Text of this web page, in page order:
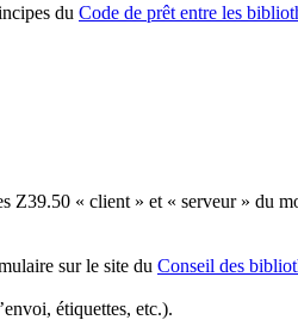
du Code de prêt entre les
« client » et « serveur » du
sur le site du Conseil des
étiquettes, etc.).